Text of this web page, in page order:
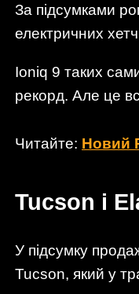
За підсумками
електричних
Ioniq 9 таких
рекорд. Але це
Читайте: Новий
Tucson і
У підсумку
Tucson, який у